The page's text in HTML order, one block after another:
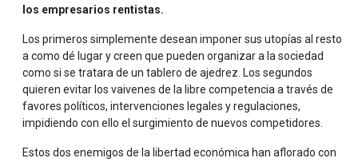
los empresarios rentistas.
Los primeros simplemente desean imponer sus utopías al resto
a como dé lugar y creen que pueden organizar a la sociedad
como si se tratara de un tablero de ajedrez. Los segundos
quieren evitar los vaivenes de la libre competencia a través de
favores políticos, intervenciones legales y regulaciones,
impidiendo con ello el surgimiento de nuevos competidores.
Estos dos enemigos de la libertad económica han aflorado con